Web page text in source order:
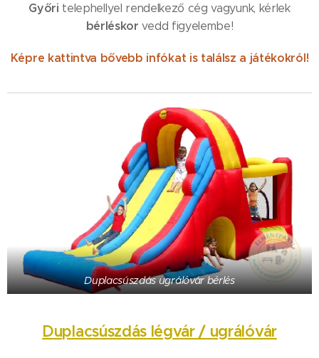
Győri telephellyel rendelkező cég vagyunk, kérlek
bérléskor vedd figyelembe!
Képre kattintva bővebb infókat is találsz a játékokról!
Duplacsúszdás ugrálóvár bérlés
Duplacsúszdás légvár / ugrálóvár